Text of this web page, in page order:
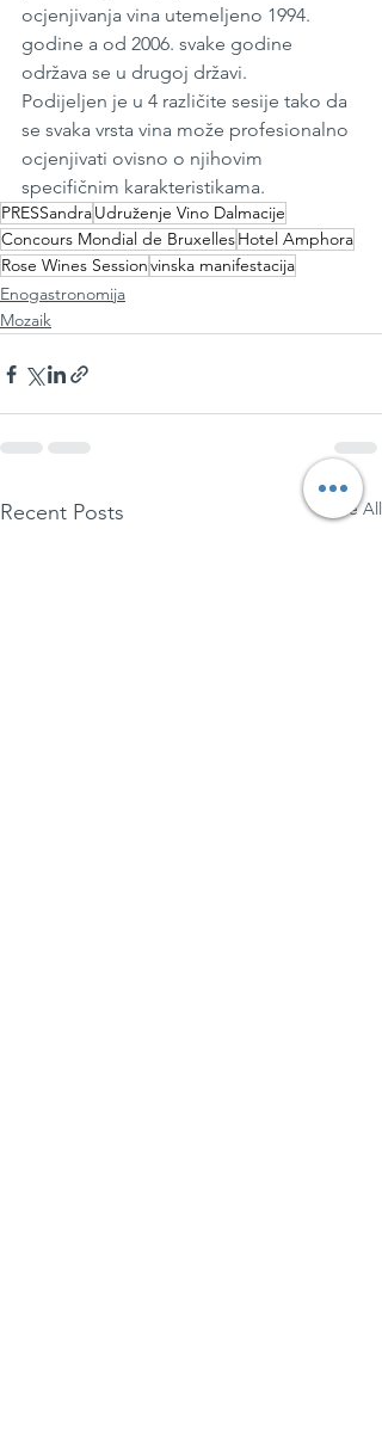
ocjenjivanja vina utemeljeno 1994.
godine a od 2006. svake godine
održava se u drugoj državi.
Podijeljen je u 4 različite sesije tako da
se svaka vrsta vina može profesionalno
ocjenjivati ​​ovisno o njihovim
specifičnim karakteristikama.
PRESSandraUdruženje Vino Dalmacije
Concours Mondial de BruxellesHotel Amphora
Rose Wines Sessionvinska manifestacija
Enogastronomija
Mozaik
Recent Posts See All